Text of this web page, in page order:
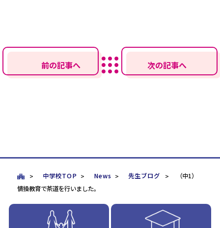
前の記事へ 次の記事へ
中学校TOP News 先生ブログ
（中1）
情操教育で茶道を行いました。